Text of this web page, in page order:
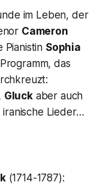
im Leben, der
Cameron
Pianistin Sophia
das
Gluckaber auch
iranische Lieder…
(1714-1787):